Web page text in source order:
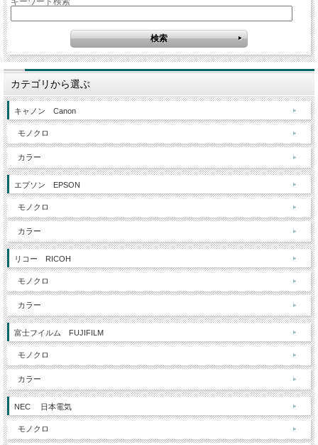
カテゴリから選ぶ
キャノン Canon
モノクロ
カラー
エプソン EPSON
モノクロ
カラー
リコー RICOH
モノクロ
カラー
富士フイルム FUJIFILM
モノクロ
カラー
NEC 日本電気
モノクロ